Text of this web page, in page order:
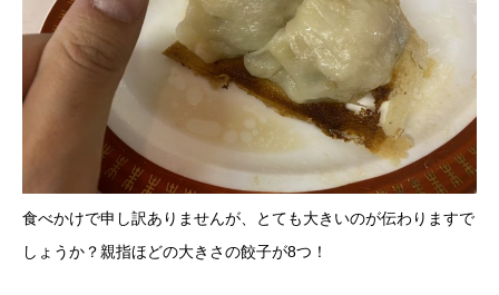
食べかけで申し訳ありませんが、とても大きいのが伝わりますで
しょうか？親指ほどの大きさの餃子が8つ！